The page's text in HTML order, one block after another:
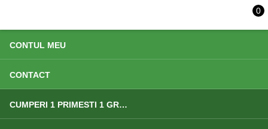
CONTUL MEU
CONTACT
CUMPERI 1 PRIMESTI 1 GRATIS
0